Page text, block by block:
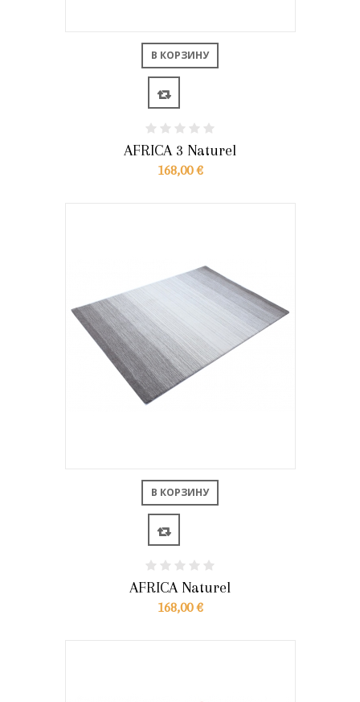
В КОРЗИНУ
AFRICA 3 Naturel
168,00 €
В КОРЗИНУ
AFRICA Naturel
168,00 €